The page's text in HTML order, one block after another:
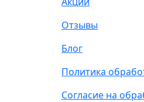
Отзывы
Блог
Политика
Согласие на